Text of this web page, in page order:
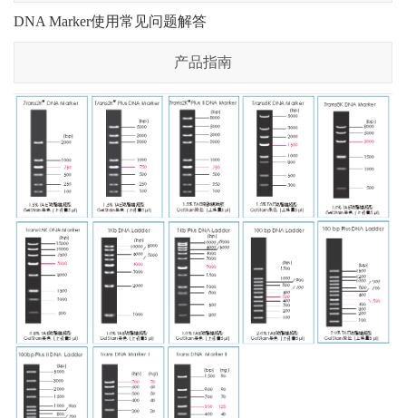
DNA Marker使用常见问题解答
产品指南